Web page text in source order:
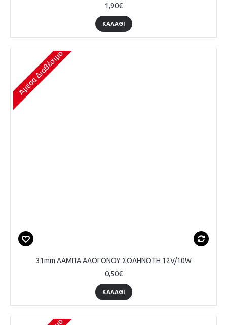
1,90€
ΚΑΛΆΘΙ
Άμεσα Διαθέσιμο
31mm ΛΑΜΠΑ ΑΛΟΓΟΝΟΥ ΣΩΛΗΝΩΤΗ 12V/10W
0,50€
ΚΑΛΆΘΙ